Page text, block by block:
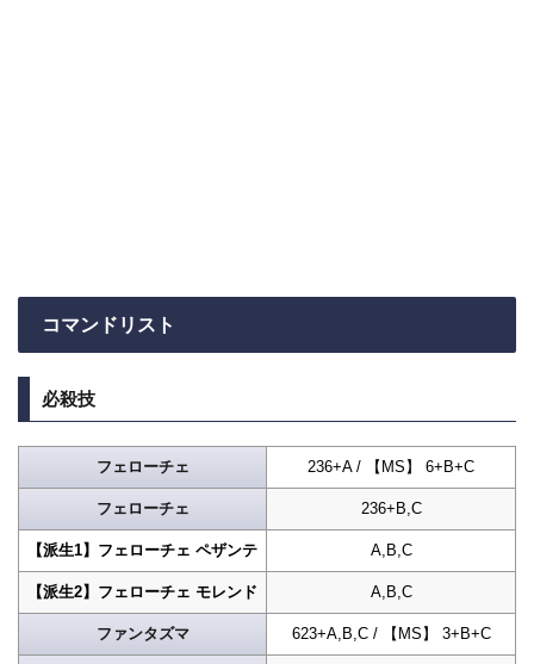
コマンドリスト
必殺技
フェローチェ 236+A / 【MS】 6+B+C
フェローチェ 236+B,C
【派生1】フェローチェ ペザンテ A,B,C
【派生2】フェローチェ モレンド A,B,C
ファンタズマ 623+A,B,C / 【MS】 3+B+C